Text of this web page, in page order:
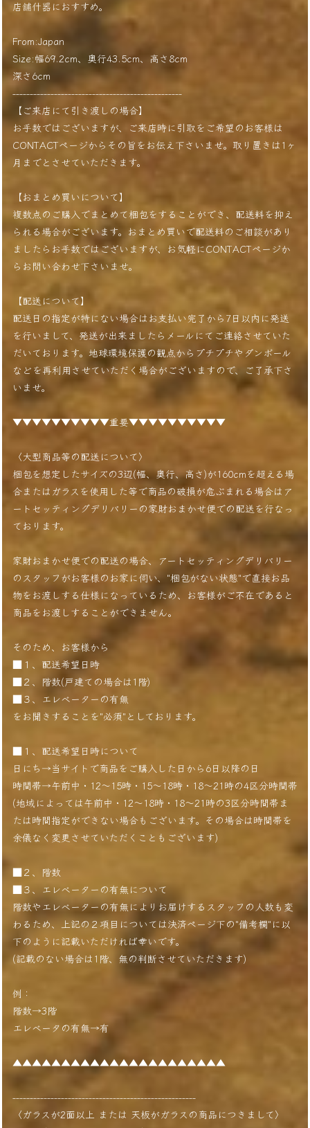
店舗什器におすすめ。
From:Japan
Size:幅69.2cm、奥行43.5cm、高さ8cm
深さ6cm
-------------------------------------------------
【ご来店にて引き渡しの場合】
お手数ではございますが、ご来店時に引取をご希望のお客様は
CONTACTページからその旨をお伝え下さいませ。取り置きは1ヶ
月までとさせていただきます。
【おまとめ買いについて】
複数点のご購入でまとめて梱包をすることができ、配送料を抑え
られる場合がございます。おまとめ買いで配送料のご相談があり
ましたらお手数ではございますが、お気軽にCONTACTページか
らお問い合わせ下さいませ。
【配送について】
配送日の指定が特にない場合はお支払い完了から7日以内に発送
を行いまして、発送が出来ましたらメールにてご連絡させていた
だいております。地球環境保護の観点からプチプチやダンボール
などを再利用させていただく場合がございますので、ご了承下さ
いませ。
▼▼▼▼▼▼▼▼▼▼重要▼▼▼▼▼▼▼▼▼▼
〈大型商品等の配送について〉
梱包を想定したサイズの3辺(幅、奥行、高さ)が160cmを超える場
合またはガラスを使用した等で商品の破損が危ぶまれる場合はア
ートセッティングデリバリーの家財おまかせ便での配送を行なっ
ております。
家財おまかせ便での配送の場合、アートセッティングデリバリー
のスタッフがお客様のお家に伺い、"梱包がない状態"で直接お品
物をお渡しする仕様になっているため、お客様がご不在であると
商品をお渡しすることができません。
そのため、お客様から
■１、配送希望日時
■２、階数(戸建ての場合は1階)
■３、エレベーターの有無
をお聞きすることを"必須"としております。
■１、配送希望日時について
日にち→当サイトで商品をご購入した日から6日以降の日
時間帯→午前中・12〜15時・15〜18時・18〜21時の4区分時間帯
(地域によっては午前中・12〜18時・18〜21時の3区分時間帯ま
たは時間指定ができない場合もございます。その場合は時間帯を
余儀なく変更させていただくこともございます)
■２、階数
■３、エレベーターの有無について
階数やエレベーターの有無によりお届けするスタッフの人数も変
わるため、上記の２項目については決済ページ下の"備考欄"に以
下のように記載いただければ幸いです。
(記載のない場合は1階、無の判断させていただきます)
例：
階数→3階
エレベータの有無→有
▲▲▲▲▲▲▲▲▲▲▲▲▲▲▲▲▲▲▲▲▲▲
-----------------------------------------------------
〈ガラスが2面以上 または 天板がガラスの商品につきまして〉